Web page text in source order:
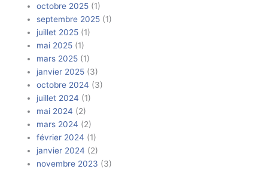
octobre 2025 (1)
septembre 2025 (1)
juillet 2025 (1)
mai 2025 (1)
mars 2025 (1)
janvier 2025 (3)
octobre 2024 (3)
juillet 2024 (1)
mai 2024 (2)
mars 2024 (2)
février 2024 (1)
janvier 2024 (2)
novembre 2023 (3)